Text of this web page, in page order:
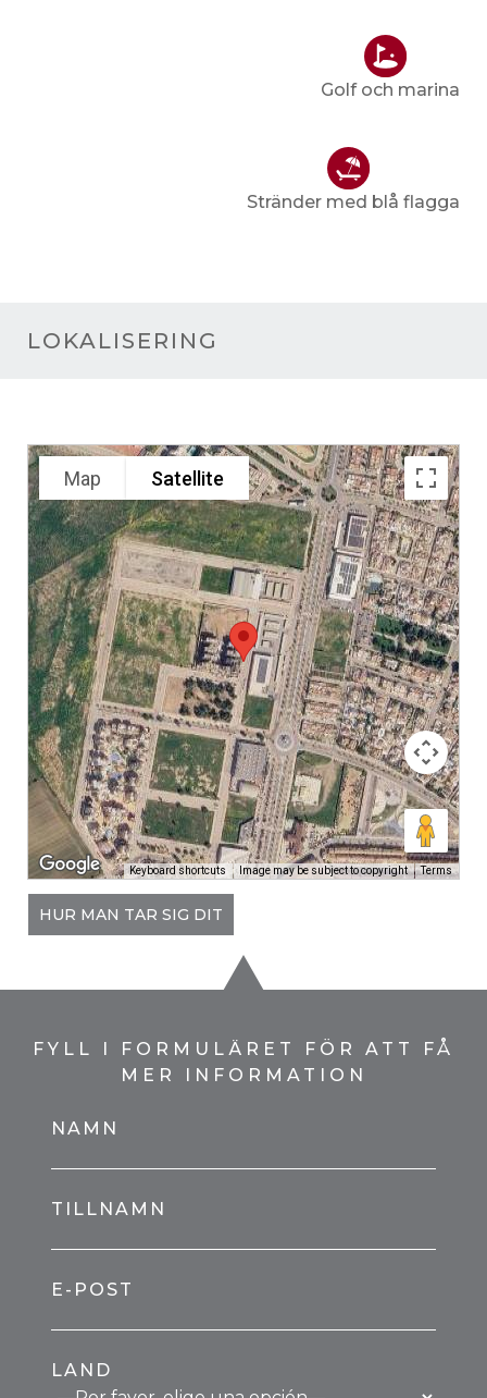
Golf och marina
Stränder med blå flagga
LOKALISERING
Map Satellite
Keyboard shortcuts Image may be subject to copyright Terms
HUR MAN TAR SIG DIT
FYLL I FORMULÄRET FÖR ATT FÅ
MER INFORMATION
NAMN
TILLNAMN
E-POST
LAND